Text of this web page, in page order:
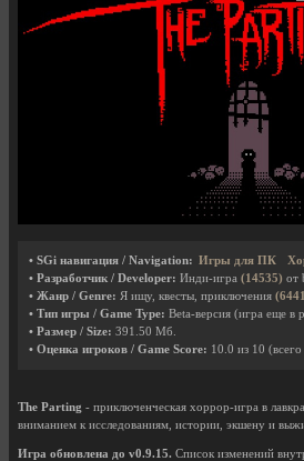
• SGi навигация / Navigation: Игры для ПК
• Разработчик / Developer: Инди-игра (14535) от
• Жанр / Genre: Я ищу, квесты, приключения
• Тип игры / Game Type: Beta-версия (игра еще в
• Размер / Size: 391.50 Мб.
• Оценка игроков / Game Score: 10.0 из 10
The Parting - приключенческая хоррор-игра в
вниманием к исследованиям, истории, экшену и
Игра обновлена до v0.9.15. Список изменений